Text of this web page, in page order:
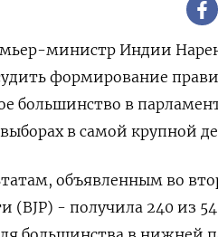
министр Индии
формирование
большинство в
в самой крупной
объявленным во
- получила 240 из